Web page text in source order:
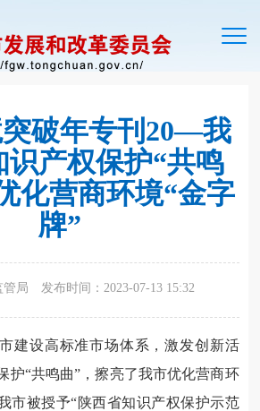
切
换
破年专刊20—我
识产权保护“共鸣
化营商环境“金字
牌”
管局 发布时间：2023-07-13 15:32
建设高标准市场体系，激发创新活
护“共鸣曲”，擦亮了我市优化营商环
市被授予“陕西省知识产权保护示范